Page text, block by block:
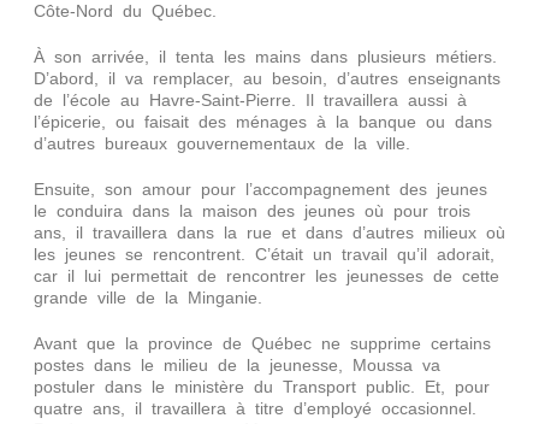
Côte-Nord du Québec.
À son arrivée, il tenta les mains dans plusieurs métiers.
D’abord, il va remplacer, au besoin, d’autres enseignants
de l’école au Havre-Saint-Pierre. Il travaillera aussi à
l’épicerie, ou faisait des ménages à la banque ou dans
d’autres bureaux gouvernementaux de la ville.
Ensuite, son amour pour l’accompagnement des jeunes
le conduira dans la maison des jeunes où pour trois
ans, il travaillera dans la rue et dans d’autres milieux où
les jeunes se rencontrent. C’était un travail qu’il adorait,
car il lui permettait de rencontrer les jeunesses de cette
grande ville de la Minganie.
Avant que la province de Québec ne supprime certains
postes dans le milieu de la jeunesse, Moussa va
postuler dans le ministère du Transport public. Et, pour
quatre ans, il travaillera à titre d’employé occasionnel.